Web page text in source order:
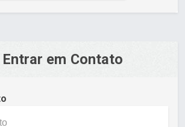
Entrar em Contato